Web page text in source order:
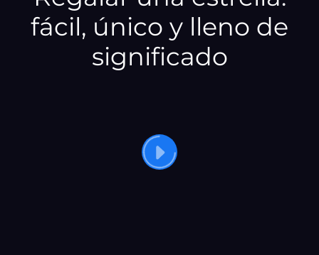
fácil, único y lleno de
significado
REPRODUCIR
EL